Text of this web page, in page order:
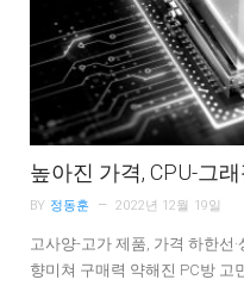
높아진 가격, CPU-그
BY 정동훈 2022년 12월 19일
고사양-고가 제품, 가격 하한선
향미쳐 구매력 약해진 PC방 고